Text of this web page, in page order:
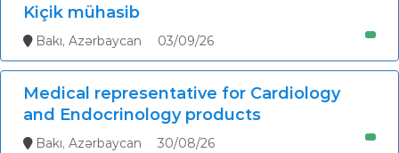
Kiçik mühasib
Bakı, Azərbaycan 03/09/26
Medical representative for Cardiology
and Endocrinology products
Bakı, Azərbaycan 30/08/26